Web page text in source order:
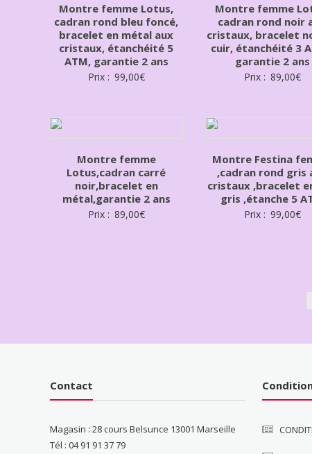
Montre femme Lotus,
cadran rond bleu foncé,
bracelet en métal aux
cristaux, étanchéité 5
ATM, garantie 2 ans
Prix : 99,00€
Montre femme
cadran rond noir
cristaux, bracelet
cuir, étanchéité 3
garantie 2 ans
Prix : 89,00€
Montre femme
Lotus,cadran carré
noir,bracelet en
métal,garantie 2 ans
Prix : 89,00€
Montre Festina
,cadran rond gris
cristaux ,bracelet
gris ,étanche 5
Prix : 99,00€
Contact
Magasin : 28 cours Belsunce 13001 Marseille
Tél : 04 91 91 37 79